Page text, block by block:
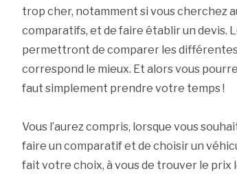
trop cher, notamment si vous cherchez
comparatifs, et de faire établir un devis.
permettront de comparer les
correspond le mieux. Et alors vous
faut simplement prendre votre temps !
Vous l’aurez compris, lorsque vous
faire un comparatif et de choisir un
fait votre choix, à vous de trouver le prix